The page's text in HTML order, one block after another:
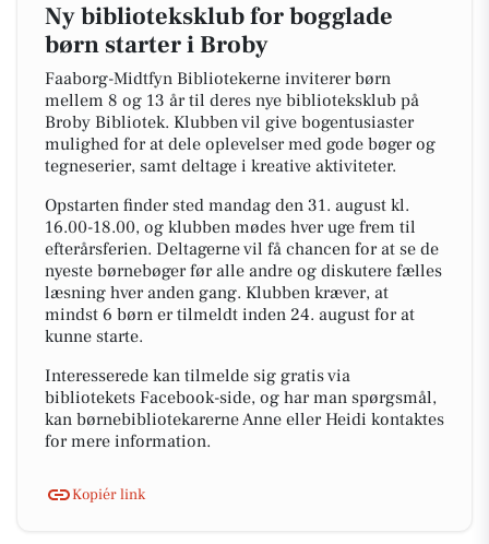
Ny biblioteksklub for bogglade
børn starter i Broby
Faaborg-Midtfyn Bibliotekerne inviterer børn
mellem 8 og 13 år til deres nye biblioteksklub på
Broby Bibliotek. Klubben vil give bogentusiaster
mulighed for at dele oplevelser med gode bøger og
tegneserier, samt deltage i kreative aktiviteter.
Opstarten finder sted mandag den 31. august kl.
16.00-18.00, og klubben mødes hver uge frem til
efterårsferien. Deltagerne vil få chancen for at se de
nyeste børnebøger før alle andre og diskutere fælles
læsning hver anden gang. Klubben kræver, at
mindst 6 børn er tilmeldt inden 24. august for at
kunne starte.
Interesserede kan tilmelde sig gratis via
bibliotekets Facebook-side, og har man spørgsmål,
kan børnebibliotekarerne Anne eller Heidi kontaktes
for mere information.
Kopiér link